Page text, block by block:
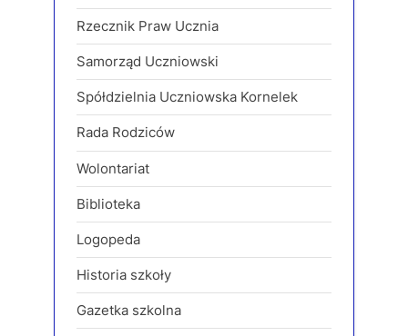
Rzecznik Praw Ucznia
Samorząd Uczniowski
Spółdzielnia Uczniowska Kornelek
Rada Rodziców
Wolontariat
Biblioteka
Logopeda
Historia szkoły
Gazetka szkolna